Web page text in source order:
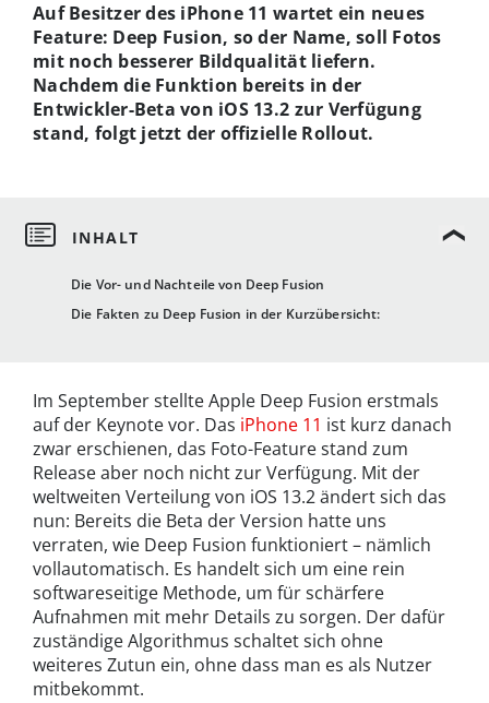
Die Vor- und Nachteile von Deep Fusion
Die Fakten zu Deep Fusion in der Kurzübersicht:
Auf Besitzer des iPhone 11 wartet ein neues
Feature: Deep Fusion, so der Name, soll Fotos
mit noch besserer Bildqualität liefern.
Nachdem die Funktion bereits in der
Entwickler-Beta von iOS 13.2 zur Verfügung
stand, folgt jetzt der offizielle Rollout.
Im September stellte Apple Deep Fusion erstmals
auf der Keynote vor. Das iPhone 11 ist kurz danach
zwar erschienen, das Foto-Feature stand zum
Release aber noch nicht zur Verfügung. Mit der
weltweiten Verteilung von iOS 13.2 ändert sich das
nun: Bereits die Beta der Version hatte uns
verraten, wie Deep Fusion funktioniert – nämlich
vollautomatisch. Es handelt sich um eine rein
softwareseitige Methode, um für schärfere
Aufnahmen mit mehr Details zu sorgen. Der dafür
zuständige Algorithmus schaltet sich ohne
weiteres Zutun ein, ohne dass man es als Nutzer
mitbekommt.